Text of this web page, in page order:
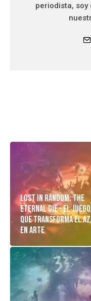
periodista, soy
Lost in Random: The
Eternal Die – El Juego
Que Transforma el
en Arte